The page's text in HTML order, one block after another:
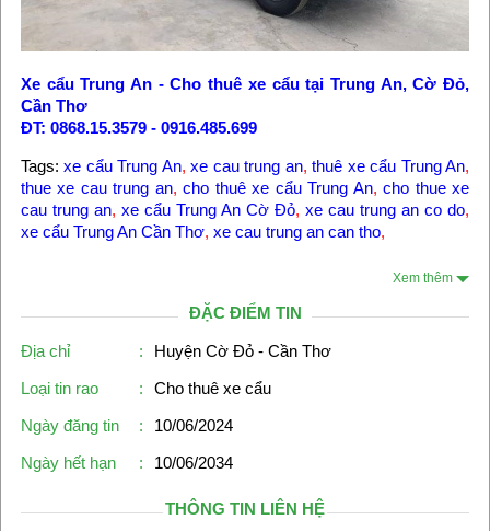
Xe cẩu Trung An-Cho thuê xe cẩu tại Trung An, Cờ Đỏ,
Cần Thơ
ĐT: 0868.15.3579 - 0916.485.699
Tags: xe cẩu Trung An,xe cau trung an,thuê xe cẩu Trung An,
thue xe cau trung an,cho thuê xe cẩu Trung An,cho thue xe
cau trung an, xe cẩu Trung An Cờ Đỏ,xe cau trung an co do,
xe cẩu Trung An Cần Thơ, xe cau trung an can tho,
Xem thêm
ĐẶC ĐIỂM TIN
Địa chỉ :
Huyện Cờ Đỏ - Cần Thơ
Loại tin rao
:
Cho thuê xe cẩu
Ngày đăng tin
:
10/06/2024
Ngày hết hạn
: 10/06/2034
THÔNG TIN LIÊN HỆ